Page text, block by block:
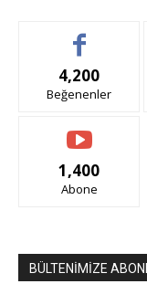
4,200
Beğenenler
1,400
Abone
BÜLTENİMİZE